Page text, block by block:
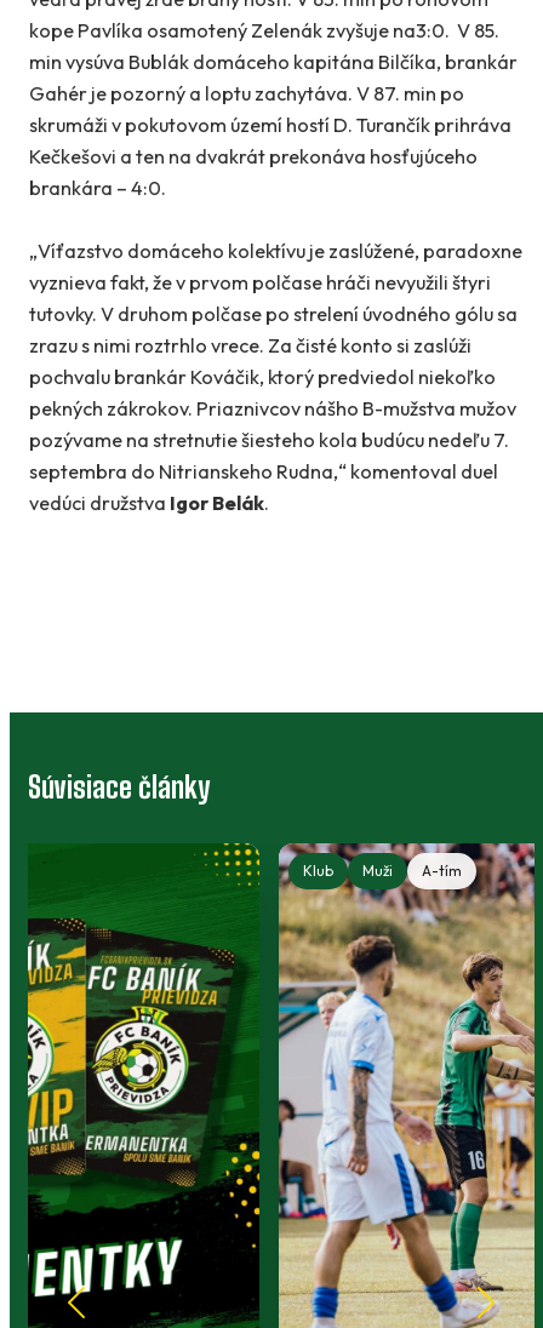
kope Pavlíka osamotený Zelenák zvyšuje na3:0. V 85.
min vysúva Bublák domáceho kapitána Bilčíka, brankár
Gahér je pozorný a loptu zachytáva. V 87. min po
skrumáži v pokutovom území hostí D. Turančík prihráva
Kečkešovi a ten na dvakrát prekonáva hosťujúceho
brankára – 4:0.
„Víťazstvo domáceho kolektívu je zaslúžené, paradoxne
vyznieva fakt, že v prvom polčase hráči nevyužili štyri
tutovky. V druhom polčase po strelení úvodného gólu sa
zrazu s nimi roztrhlo vrece. Za čisté konto si zaslúži
pochvalu brankár Kováčik, ktorý predviedol niekoľko
pekných zákrokov. Priaznivcov nášho B-mužstva mužov
pozývame na stretnutie šiesteho kola budúcu nedeľu 7.
septembra do Nitrianskeho Rudna,“ komentoval duel
vedúci družstva Igor Belák.
Súvisiace články
A-tím